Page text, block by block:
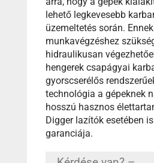
lehető legkevesebb
üzemeltetés során.
munkavégzéshez
hidraulikusan
hengerek csapágyai
gyorscserélős
technológia a gépeknek
hosszú hasznos
Digger lazítók esetében
garanciája.